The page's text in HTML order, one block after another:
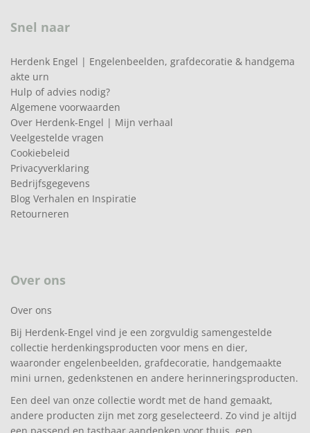
Snel naar
Herdenk Engel | Engelenbeelden, grafdecoratie & handgema
akte urn
Hulp of advies nodig?
Algemene voorwaarden
Over Herdenk-Engel | Mijn verhaal
Veelgestelde vragen
Cookiebeleid
Privacyverklaring
Bedrijfsgegevens
Blog Verhalen en Inspiratie
Retourneren
Over ons
Over ons
Bij Herdenk-Engel vind je een zorgvuldig samengestelde
collectie herdenkingsproducten voor mens en dier,
waaronder engelenbeelden, grafdecoratie, handgemaakte
mini urnen, gedenkstenen en andere herinneringsproducten.
Een deel van onze collectie wordt met de hand gemaakt,
andere producten zijn met zorg geselecteerd. Zo vind je altijd
een passend en tastbaar aandenken voor thuis, een